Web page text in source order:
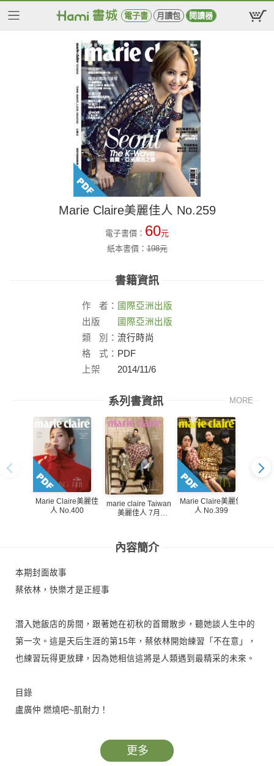
電子書 月讀包 閱讀器
Marie Claire美麗佳人 No.259
電子書價： 60元
紙本書價：198元
書籍資訊
作 者： 國際亞洲出版
出版
社：
國際亞洲出版
類
別： 流行時尚
格
式： PDF
上架
2014/11/6
系列書資訊 MORE
Marie Claire美麗佳
人 No.400
marie claire Taiwan
美麗佳人 7月
Marie Claire美麗佳
人 No.399
內容簡介
本期封面故事
蔡依林，快樂才是正經事
潛入她飯店的房間，跟著她在初秋的首爾散步，聽她談人生中的
第一次。這是天后生涯的第15年，蔡依林開始練習「不在意」，
也練習玩得更放肆，因為她相信這將是人類遇到最精采的未來。
目錄
盧廣仲 燃燒吧~肌耐力！
滾精神。他說，當兵的規律其實更能揮灑創造力。你說他怪怪
的？其實，是他心裡住著個不羈的詩意靈魂。
更多